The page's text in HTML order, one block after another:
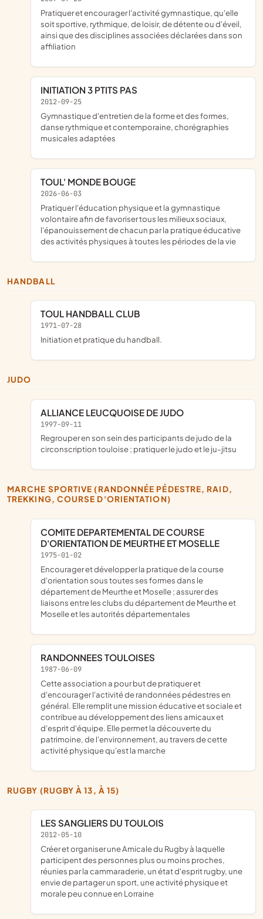
pratiquer et encourager l'activité gymnastique, qu'elle
soit sportive, rythmique, de loisir, de détente ou d'éveil,
ainsi que des disciplines associées déclarées dans son
affiliation
INITIATION 3 PTITS PAS
2012-09-25
gymnastique d'entretien de la forme et des formes,
danse rythmique et contemporaine, chorégraphies
musicales adaptées
TOUL' MONDE BOUGE
2026-06-03
pratiquer l'éducation physique et la gymnastique
volontaire afin de favoriser tous les milieux sociaux,
l'épanouissement de chacun par la pratique éducative
des activités physiques à toutes les périodes de la vie
HANDBALL
TOUL HANDBALL CLUB
1971-07-28
initiation et pratique du handball.
JUDO
ALLIANCE LEUCQUOISE DE JUDO
1997-09-11
regrouper en son sein des participants de judo de la
circonscription touloise ; pratiquer le judo et le ju-jitsu
MARCHE SPORTIVE (RANDONNÉE PÉDESTRE, RAID,
TREKKING, COURSE D'ORIENTATION)
COMITE DEPARTEMENTAL DE COURSE
D'ORIENTATION DE MEURTHE ET MOSELLE
1975-01-02
encourager et développer la pratique de la course
d'orientation sous toutes ses formes dans le
département de Meurthe et Moselle ; assurer des
liaisons entre les clubs du département de Meurthe et
Moselle et les autorités départementales
RANDONNEES TOULOISES
1987-06-09
cette association a pour but de pratiquer et
d'encourager l'activité de randonnées pédestres en
général. Elle remplit une mission éducative et sociale et
contribue au développement des liens amicaux et
d'esprit d'équipe. Elle permet la découverte du
patrimoine, de l'environnement, au travers de cette
activité physique qu'est la marche
RUGBY (RUGBY À 13, À 15)
LES SANGLIERS DU TOULOIS
2012-05-10
créer et organiser une Amicale du Rugby à laquelle
participent des personnes plus ou moins proches,
réunies par la cammaraderie, un état d'esprit rugby, une
envie de partager un sport, une activité physique et
morale peu connue en Lorraine